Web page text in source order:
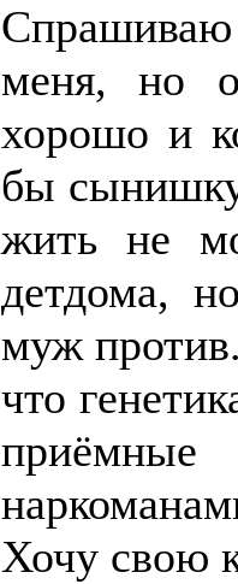
меня, но
хорошо и
бы
жить не
детдома,
муж
что
Хочу свою